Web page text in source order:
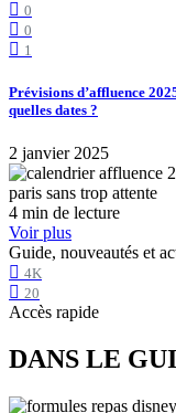
0
0
1
Prévisions d’affluence
quelles dates ?
2 janvier 2025
4 min de lecture
Voir plus
Guide, nouveautés et
4K
20
Accès rapide
DANS LE